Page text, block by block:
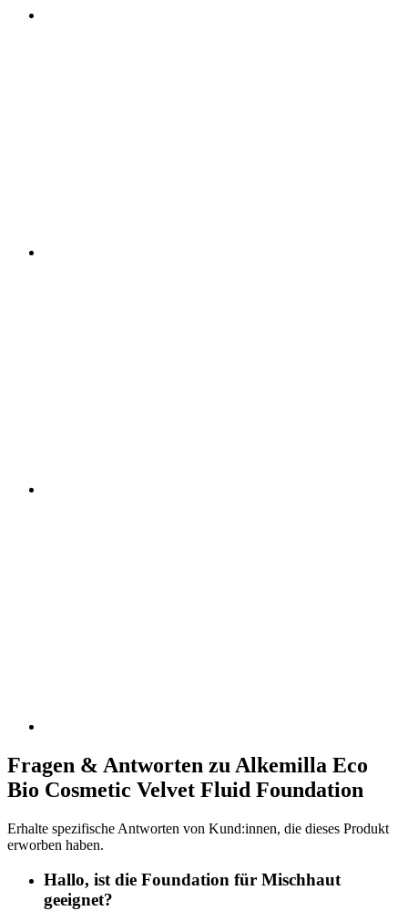
Fragen & Antworten zu Alkemilla Eco
Bio Cosmetic Velvet Fluid Foundation
Erhalte spezifische Antworten von Kund:innen, die dieses Produkt
erworben haben.
Hallo, ist die Foundation für Mischhaut
geeignet?